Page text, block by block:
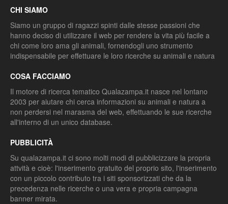
CHI SIAMO
Siamo un gruppo di ragazzi spinti dalle stesse passioni che
hanno deciso di utilizzare il web per rendere la vita più facile a
chi come loro ama gli animali, fornendogli uno strumento
indispensabile per effettuare le loro ricerche su animali e natura
COSA FACCIAMO
Il motore di ricerca tematico Qualazampa.it nasce nel lontano
2003 per aiutare chi cerca informazioni su animali e natura a
non perdersi nel marasma del web, effettuando le sue ricerche
all'interno di un unico database.
PUBBLICITÀ
Su qualazampa.it ci sono molti modi di pubblicizzare la propria
attvità e cioè: l'inserimento gratuito del proprio sito, l'inserimento
con un piccolo contributo tra i siti sponsorizzati che da la
precedenza nelle ricerche o una vera e propria campagna
banner mirata.